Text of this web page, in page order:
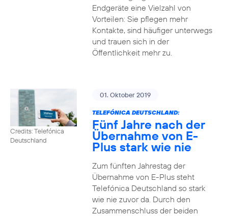
Endgeräte eine Vielzahl von
Vorteilen: Sie pflegen mehr
Kontakte, sind häufiger unterwegs
und trauen sich in der
Öffentlichkeit mehr zu.
Credits: Telefónica
Deutschland
01. Oktober 2019
TELEFÓNICA DEUTSCHLAND:
Fünf Jahre nach der
Übernahme von E-
Plus stark wie nie
Zum fünften Jahrestag der
Übernahme von E-Plus steht
Telefónica Deutschland so stark
wie nie zuvor da. Durch den
Zusammenschluss der beiden